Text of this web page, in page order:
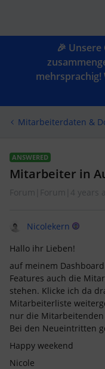
🎉
mehrsprachig!
Mitarbeiterdaten &
ANSWERED
Mitarbeiter in
Forum|Forum|4 years
Nicolekern
Hallo ihr Lieben!
auf meinem
Features auch die
stehen. Klicke ich da
Mitarbeiterliste
nur die
Bei den Neueintritten
Happy weekend
Nicole